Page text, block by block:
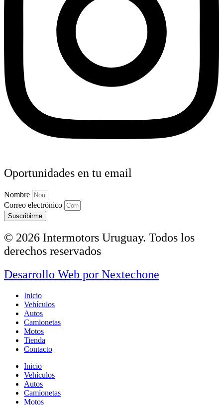
Oportunidades en tu email
Nombre
Correo electrónico
Suscribirme
© 2026 Intermotors Uruguay. Todos los
derechos reservados
Desarrollo Web por Nextechone
Inicio
Vehículos
Autos
Camionetas
Motos
Tienda
Contacto
Inicio
Vehículos
Autos
Camionetas
Motos